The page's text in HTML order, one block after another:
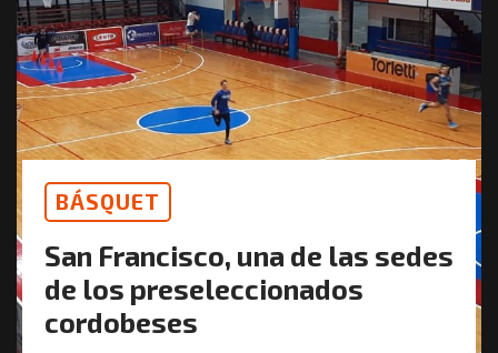
BÁSQUET
San Francisco, una de las sedes
de los preseleccionados
cordobeses